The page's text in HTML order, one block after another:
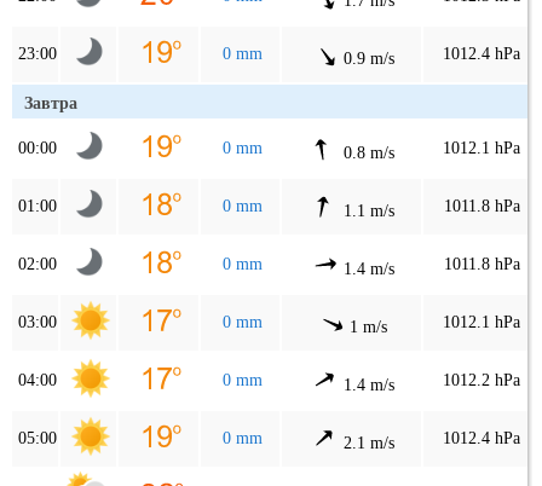
23:00 0 mm 0.9 m/s 1012.4 hPa
Завтра
00:00 0 mm 0.8 m/s 1012.1 hPa
01:00 0 mm 1.1 m/s 1011.8 hPa
02:00 0 mm 1.4 m/s 1011.8 hPa
03:00 0 mm 1 m/s 1012.1 hPa
04:00 0 mm 1.4 m/s 1012.2 hPa
05:00 0 mm 2.1 m/s 1012.4 hPa